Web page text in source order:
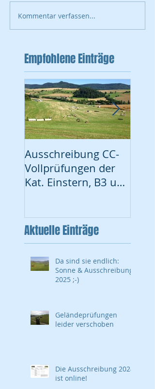
Kommentar verfassen...
Empfohlene Einträge
Ausschreibung CC-
Vollprüfungen der
Kat. Einstern, B3 und
ithei
Aktuelle Einträge
Da sind sie endlich:
Sonne & Ausschreibung
2025 ;-)
Geländeprüfungen
leider verschoben
Die Ausschreibung 2024
ist online!